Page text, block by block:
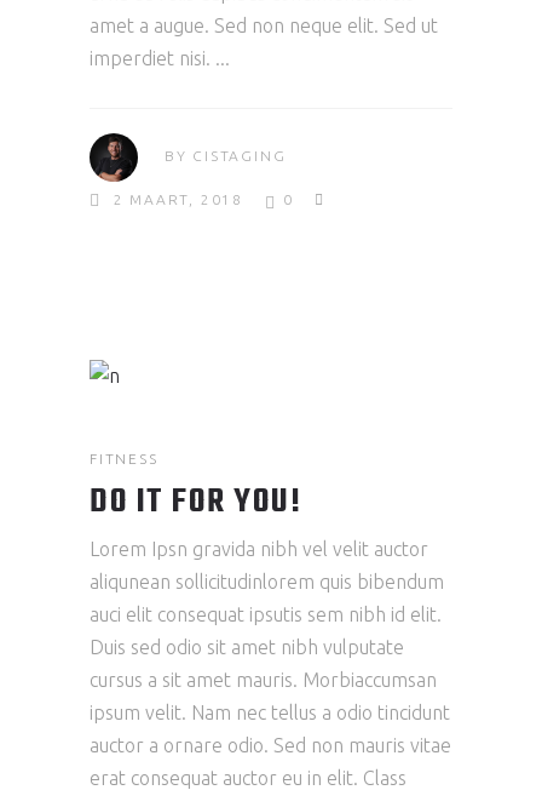
amet a augue. Sed non neque elit. Sed ut
imperdiet nisi.
BY CISTAGING
2 MAART, 2018 0
FITNESS
DO IT FOR YOU!
Lorem Ipsn gravida nibh vel velit auctor
aliqunean sollicitudinlorem quis bibendum
auci elit consequat ipsutis sem nibh id elit.
Duis sed odio sit amet nibh vulputate
cursus a sit amet mauris. Morbiaccumsan
ipsum velit. Nam nec tellus a odio tincidunt
auctor a ornare odio. Sed non mauris vitae
erat consequat auctor eu in elit. Class